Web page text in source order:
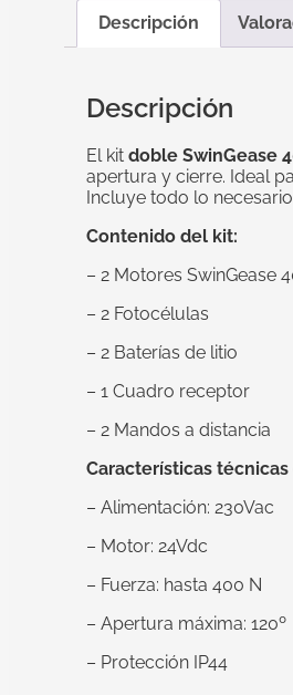
Descripción
Descripción
El kit doble SwinGease
apertura y cierre. Ideal
Incluye todo lo
Contenido del kit:
– 2 Motores SwinGease
– 2 Fotocélulas
– 2 Baterías de litio
– 1 Cuadro receptor
– 2 Mandos a distancia
Características
– Alimentación: 230Vac
– Motor: 24Vdc
– Fuerza: hasta 400 N
– Apertura máxima: 120º
– Protección IP44